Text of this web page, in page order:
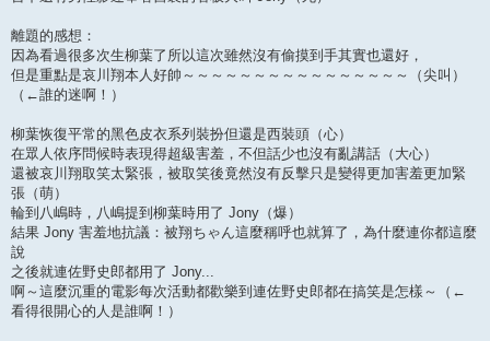
離題的感想：
因為看過很多次生柳葉了所以這次雖然沒有偷摸到手其實也還好，
但是重點是哀川翔本人好帥～～～～～～～～～～～～～～～～（尖叫）
（←誰的迷啊！）
柳葉恢復平常的黑色皮衣系列裝扮但還是西裝頭（心）
在眾人依序問候時表現得超級害羞，不但話少也沒有亂講話（大心）
還被哀川翔取笑太緊張，被取笑後竟然沒有反擊只是變得更加害羞更加緊
張（萌）
輪到八嶋時，八嶋提到柳葉時用了 Jony（爆）
結果 Jony 害羞地抗議：被翔ちゃん這麼稱呼也就算了，為什麼連你都這麼
說
之後就連佐野史郎都用了 Jony...
啊～這麼沉重的電影每次活動都歡樂到連佐野史郎都在搞笑是怎樣～（←
看得很開心的人是誰啊！）